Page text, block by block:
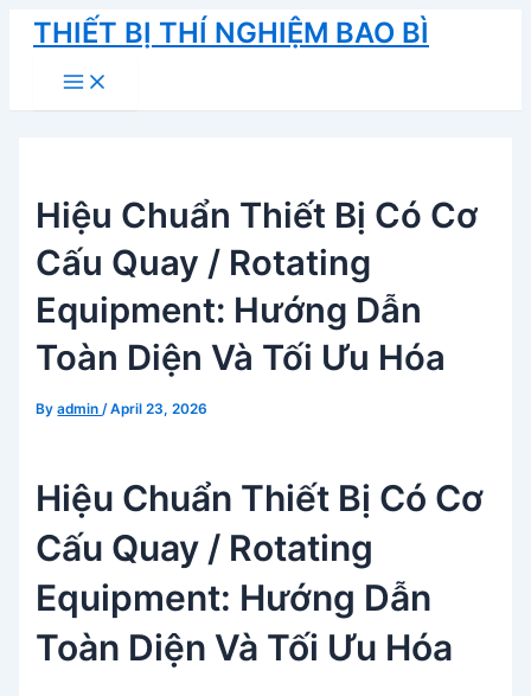
Skip
content
THIẾT BỊ THÍ NGHIỆM BAO BÌ
Main
Menu
Hiệu Chuẩn Thiết Bị Có Cơ
Cấu Quay / Rotating
Equipment: Hướng Dẫn
Toàn Diện Và Tối Ưu Hóa
Byadmin/April 23, 2026
Hiệu Chuẩn Thiết Bị Có Cơ
Cấu Quay / Rotating
Equipment: Hướng Dẫn
Toàn Diện Và Tối Ưu Hóa